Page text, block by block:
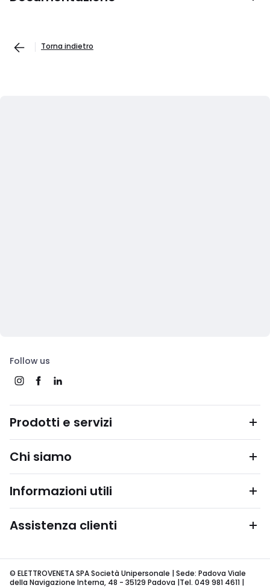
Torna indietro
Follow us
Prodotti e servizi
Chi siamo
Informazioni utili
Assistenza clienti
© ELETTROVENETA SPA Società Unipersonale | Sede: Padova Viale
della Navigazione Interna, 48 - 35129 Padova |Tel. 049 981 4611 |